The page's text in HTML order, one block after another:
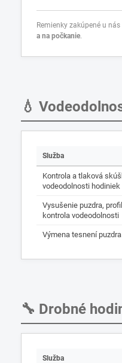
Remienky zakúpené u
a na počkanie.
💧
Služba
Kontrola a tlaková
vodeodolnosti hodiniek
Vysušenie puzdra,
kontrola vodeodolnosti
Výmena tesnení puzdra
🔧 Drobné
Služba